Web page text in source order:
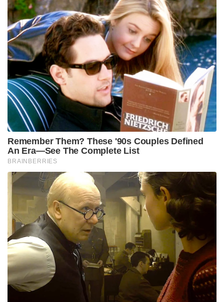
Remember Them? These '90s Couples Defined
An Era—See The Complete List
BRAINBERRIES